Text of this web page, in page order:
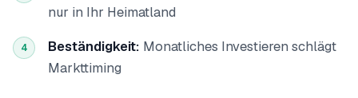
nur in Ihr Heimatland
4 Beständigkeit: Monatliches Investieren schlägt
Markttiming